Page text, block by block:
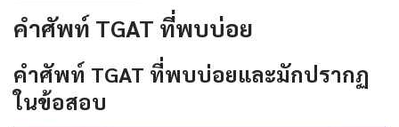
คำศัพท์ TGAT ที่พบบ่อย
คำศัพท์ TGAT ที่พบบ่อยและมักปรากฏ
ในข้อสอบ